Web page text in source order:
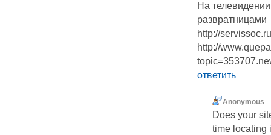
На
развратницами
http://
http://
ответить
Anonymous
Does your
time locating